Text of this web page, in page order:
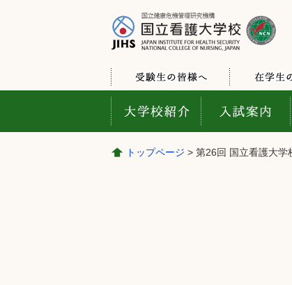
トップページ > 第26回 国立看護大学